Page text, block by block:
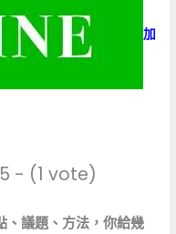
加
- (1 vote)
、議題、方法，你給幾